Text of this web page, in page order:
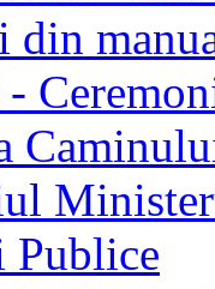
din
Publice